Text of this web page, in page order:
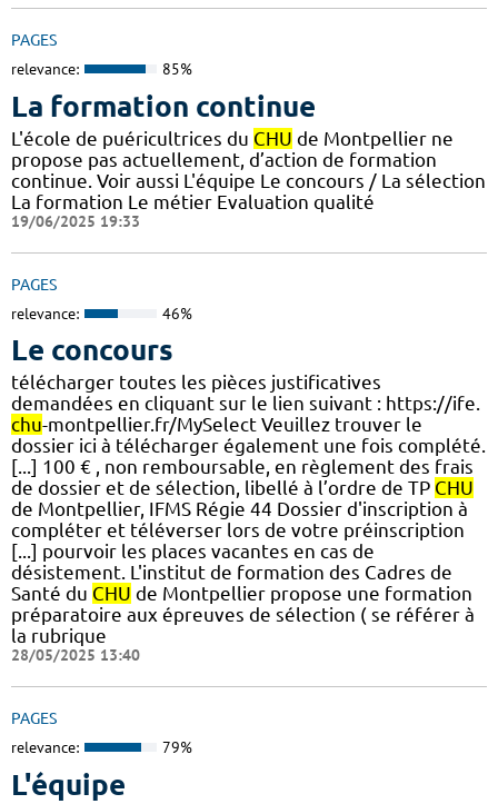
PAGES
relevance: 85%
La formation continue
L'école de puéricultrices du CHU de Montpellier ne
propose pas actuellement, d’action de formation
continue. Voir aussi L'équipe Le concours / La sélection
La formation Le métier Evaluation qualité
19/06/2025 19:33
PAGES
relevance: 46%
Le concours
télécharger toutes les pièces justificatives
demandées en cliquant sur le lien suivant : https://ife.
chu-montpellier.fr/MySelect Veuillez trouver le
dossier ici à télécharger également une fois complété.
[...] 100 € , non remboursable, en règlement des frais
de dossier et de sélection, libellé à l’ordre de TP CHU
de Montpellier, IFMS Régie 44 Dossier d'inscription à
compléter et téléverser lors de votre préinscription
[...] pourvoir les places vacantes en cas de
désistement. L'institut de formation des Cadres de
Santé du CHU de Montpellier propose une formation
préparatoire aux épreuves de sélection ( se référer à
la rubrique
28/05/2025 13:40
PAGES
relevance: 79%
L'équipe